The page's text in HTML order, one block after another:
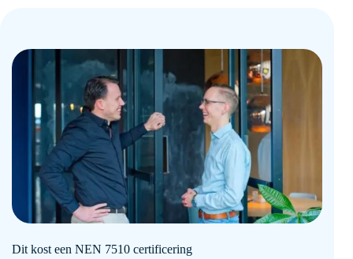
Dit kost een NEN 7510 certificering